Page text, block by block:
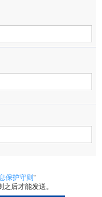
保护守则“
后才能发送。